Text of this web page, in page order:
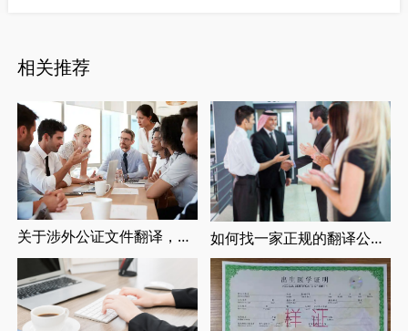
相关推荐
关于涉外公证文件翻译，涉外婚姻登记，留学翻译介绍 如何找一家正规的翻译公司，找正规翻译公司有哪些要求